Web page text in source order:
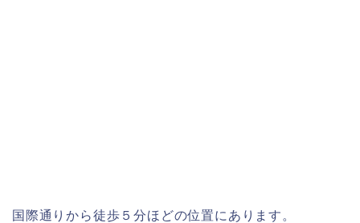
国際通りから徒歩５分ほどの位置にあります。